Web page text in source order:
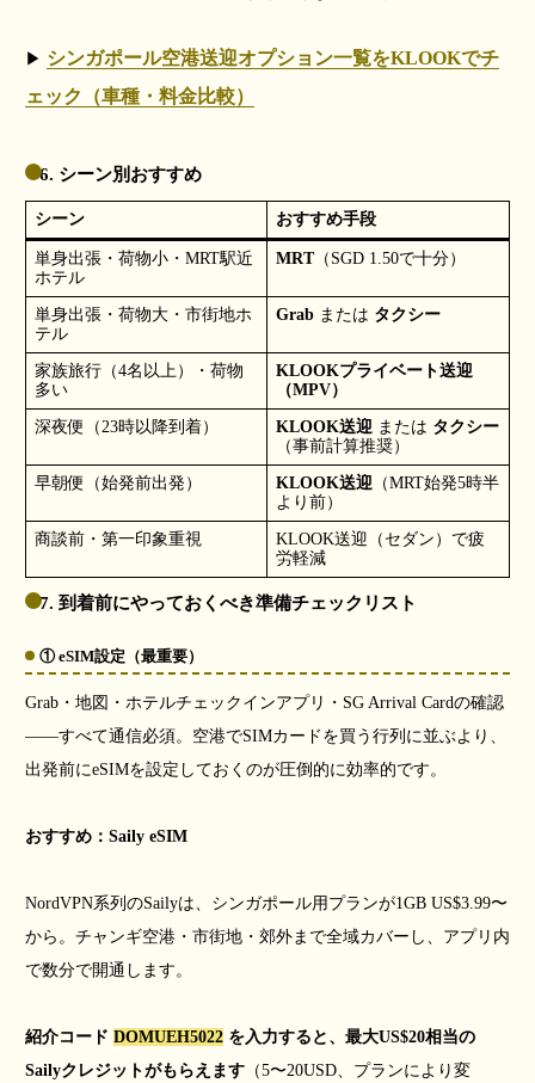
▶ シンガポール空港送迎オプション一覧をKLOOKでチ
ェック（車種・料金比較）
6. シーン別おすすめ
シーン おすすめ手段
単身出張・荷物小・MRT駅近
ホテル
MRT（SGD 1.50で十分）
単身出張・荷物大・市街地ホ
テル
Grabまたは タクシー
家族旅行（4名以上）・荷物
多い
KLOOKプライベート送迎
（MPV）
深夜便（23時以降到着） KLOOK送迎または タクシー
（事前計算推奨）
早朝便（始発前出発） KLOOK送迎（MRT始発5時半
より前）
商談前・第一印象重視
KLOOK送迎（セダン）で疲
労軽減
7. 到着前にやっておくべき準備チェックリスト
① eSIM設定（最重要）
Grab・地図・ホテルチェックインアプリ・SG Arrival Cardの確認
――すべて通信必須。空港でSIMカードを買う行列に並ぶより、
出発前にeSIMを設定しておくのが圧倒的に効率的です。
おすすめ：Saily eSIM
NordVPN系列のSailyは、シンガポール用プランが1GB US$3.99〜
から。チャンギ空港・市街地・郊外まで全域カバーし、アプリ内
で数分で開通します。
紹介コード DOMUEH5022を入力すると、最大US$20相当の
Sailyクレジットがもらえます（5〜20USD、プランにより変